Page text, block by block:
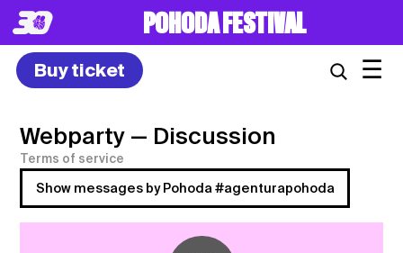
POHODA FESTIVAL
Buy ticket ☰
Webparty — Discussion
Terms of service
Show messages by Pohoda #agenturapohoda